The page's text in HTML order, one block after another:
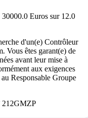
Euros sur 12.0
d'un(e) Contrôleur
Vous êtes garant(e) de
avant leur mise à
aux exigences
Responsable Groupe
212GMZP